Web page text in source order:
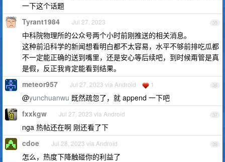
一下这个话题
35
Tyrant1984 Jul 27, 2023
中科院物理所的公众号两个小时前刚推送的相关消息。
这种前沿科学的新闻想看明白都不太容易，水平不够前排吃瓜都
不一定能正确的送到嘴里，还是安心等后续吧，到时候甭管是真
是假，反正我肯定能看到结果。
36
meteor957 Jul 27, 2023 via Android 1
@yunchuanwu 既然疏忽了，就 append 一下吧
37
fxxkgw Jul 27, 2023 via Android
nga 热帖还在啊 刚还看了下
38
cdoe Jul 28, 2023 via Android
怎么，热度下降触碰你的利益了